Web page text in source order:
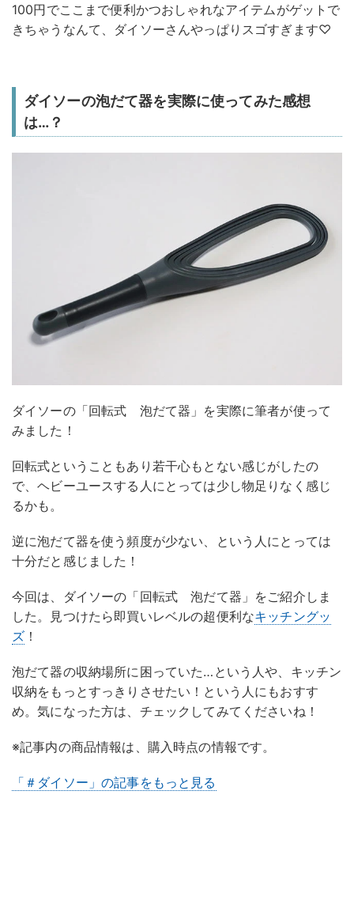
100円でここまで便利かつおしゃれなアイテムがゲットで
きちゃうなんて、ダイソーさんやっぱりスゴすぎます♡
ダイソーの泡だて器を実際に使ってみた感想
は…？
ダイソーの「回転式 泡だて器」を実際に筆者が使って
みました！
回転式ということもあり若干心もとない感じがしたの
で、ヘビーユースする人にとっては少し物足りなく感じ
るかも。
逆に泡だて器を使う頻度が少ない、という人にとっては
十分だと感じました！
今回は、ダイソーの「回転式 泡だて器」をご紹介しま
した。見つけたら即買いレベルの超便利なキッチングッ
ズ ！
泡だて器の収納場所に困っていた…という人や、キッチン
収納をもっとすっきりさせたい！という人にもおすす
め。気になった方は、チェックしてみてくださいね！
※記事内の商品情報は、購入時点の情報です。
「＃ダイソー」の記事をもっと見る